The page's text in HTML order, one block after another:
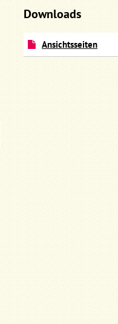
Downloads
Ansichtsseiten